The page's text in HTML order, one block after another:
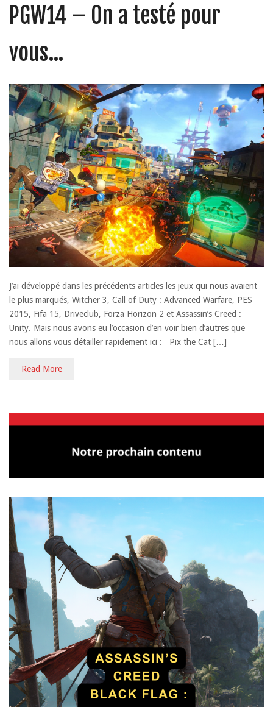
PGW14 – On a testé pour
vous…
J’ai développé dans les précédents articles les jeux qui nous avaient
le plus marqués, Witcher 3, Call of Duty : Advanced Warfare, PES
2015, Fifa 15, Driveclub, Forza Horizon 2 et Assassin’s Creed :
Unity. Mais nous avons eu l’occasion d’en voir bien d’autres que
nous allons vous détailler rapidement ici : Pix the Cat […]
Read More